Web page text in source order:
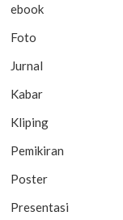
ebook
Foto
Jurnal
Kabar
Kliping
Pemikiran
Poster
Presentasi